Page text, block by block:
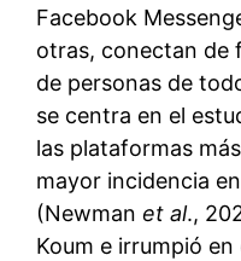
Facebook
otras, conectan de
de personas de
se centra en el
las plataformas
mayor incidencia
(Newman et al.,
Koum e irrumpió